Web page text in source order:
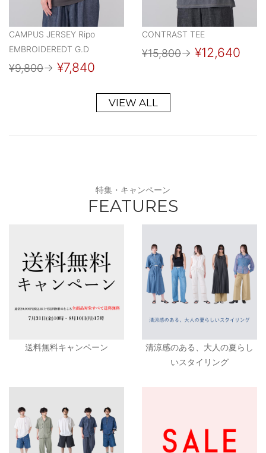
CAMPUS JERSEY Ripo
EMBROIDEREDT G.D
¥9,800→ ¥7,840
CONTRAST TEE
¥15,800→ ¥12,640
VIEW ALL
特集・キャンペーン
FEATURES
送料無料キャンペーン
清涼感のある、大人の夏らし
いスタイリング